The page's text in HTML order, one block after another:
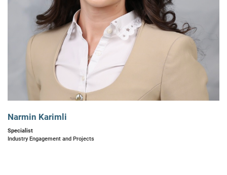
Narmin Karimli
Specialist
Industry Engagement and Projects